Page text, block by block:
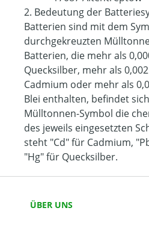
2. Bedeutung der
Batterien sind mit dem
durchgekreuzten
Batterien, die mehr als
Quecksilber, mehr als
Cadmium oder mehr als
Blei enthalten, befindet
Mülltonnen-Symbol die
des jeweils eingesetzten
steht "Cd" für Cadmium,
"Hg" für Quecksilber.
ÜBER UNS